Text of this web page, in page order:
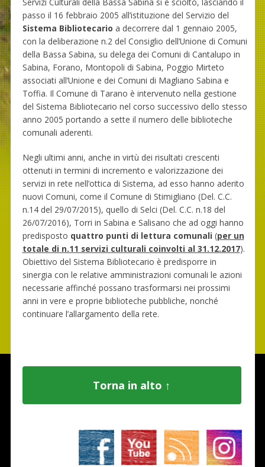
passo il 16 febbraio 2005 all’istituzione del Servizio del
Sistema Bibliotecario a decorrere dal 1 gennaio 2005,
con la deliberazione n.2 del Consiglio dell’Unione di Comuni
della Bassa Sabina, su delega dei Comuni di Cantalupo in
Sabina, Forano, Montopoli di Sabina, Poggio Mirteto
associati all’Unione e dei Comuni di Magliano Sabina e
Toffia. Il Comune di Tarano è intervenuto nella gestione
del Sistema Bibliotecario nel corso successivo dello stesso
anno 2005 portando a sette il numero delle biblioteche
comunali aderenti.
Negli ultimi anni, anche in virtù dei risultati crescenti
ottenuti in termini di incremento e valorizzazione dei
servizi in rete nell’ottica di Sistema, ad esso hanno aderito
nuovi Comuni, come il Comune di Stimigliano (Del. C.C.
n.14 del 29/07/2015), quello di Selci (Del. C.C. n.18 del
26/07/2016), Torri in Sabina e Salisano che ad oggi hanno
predisposto quattro punti di lettura comunali (per un
totale di n.11 servizi culturali coinvolti al 31.12.2017).
Obiettivo del Sistema Bibliotecario è predisporre in
sinergia con le relative amministrazioni comunali le azioni
necessarie affinché possano trasformarsi nei prossimi
anni in vere e proprie biblioteche pubbliche, nonché
continuare l’allargamento della rete.
Torna in alto ↑